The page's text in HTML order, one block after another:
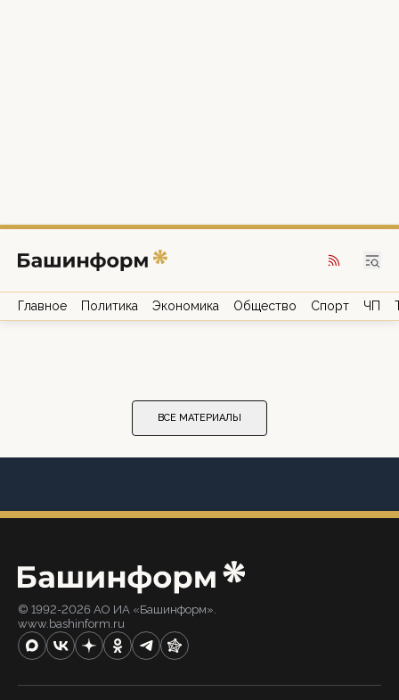
Главное Политика Экономика Общество Спорт ЧП
ВСЕ МАТЕРИАЛЫ
© 1992-2026 АО ИА «Башинформ».
www.bashinform.ru